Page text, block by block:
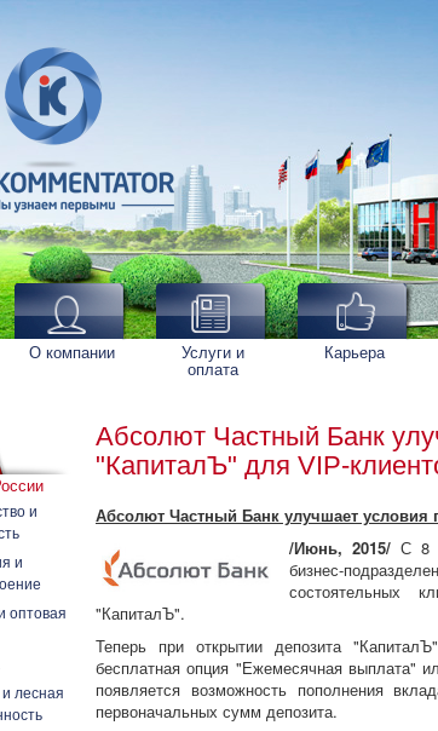
О компании Услуги и
оплата
Карьера
и
и
оптовая
лесная
Абсолют Частный Банк
"КапиталЪ" для VIP-
Абсолют Частный Банк улучшает условия
/Июнь, 2015/ С 8
бизнес-
состоятельных
"КапиталЪ".
Теперь при открытии депозита
бесплатная опция "Ежемесячная выплата"
появляется возможность пополнения
первоначальных сумм депозита.